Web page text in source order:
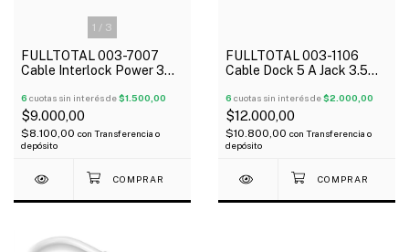
1 / 3
FULLTOTAL 003-7007
Cable Interlock Power 3
6 cuotas sin interés de$1.500,00
$9.000,00
$8.100,00 con Transferencia o
depósito
FULLTOTAL 003-1106
Cable Dock 5 A Jack 3.5
6 cuotas sin interés de$2.000,00
$12.000,00
$10.800,00 con Transferencia o
depósito